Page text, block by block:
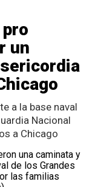
un
a la base naval
Nacional
a Chicago